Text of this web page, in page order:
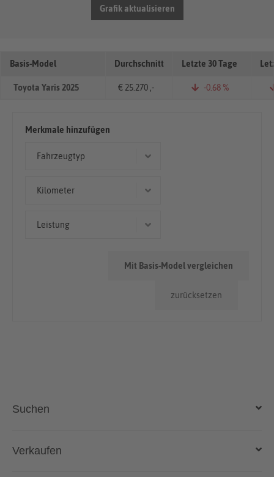
Grafik aktualisieren
Basis-Model Durchschnitt Letzte 30 Tage
Toyota Yaris 2025 € 25.270 ,- -0.68 %
Merkmale hinzufügen
Fahrzeugtyp
Kleinwagen
Kilometer
Leistung
zurücksetzen
Mit Basis-Model vergleichen
Suchen
Auto kaufen
Verkaufen